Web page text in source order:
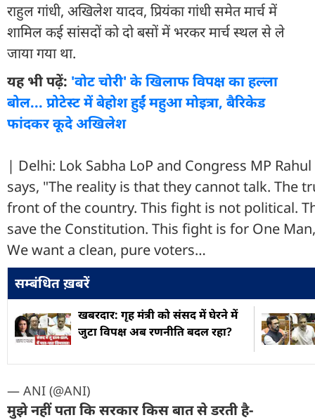
राहुल गांधी, अखिलेश यादव, प्रियंका गांधी समेत मार्च में
शामिल कई सांसदों को दो बसों में भरकर मार्च स्थल से ले
जाया गया था.
यह भी पढ़ें: 'वोट चोरी' के खिलाफ विपक्ष का हल्ला
बोल... प्रोटेस्ट में बेहोश हुईं महुआ मोइत्रा, बैरिकेड
फांदकर कूदे अखिलेश
| Delhi: Lok Sabha LoP and Congress MP
says, "The reality is that they cannot talk. The
front of the country. This fight is not political.
save the Constitution. This fight is for One
We want a clean, pure voters…
सम्बंधित ख़बरें
खबरदार: गृह मंत्री को संसद में घेरने में
जुटा विपक्ष अब रणनीति बदल रहा?
— ANI (@ANI)
मुझे नहीं पता कि सरकार किस बात से डरती है-